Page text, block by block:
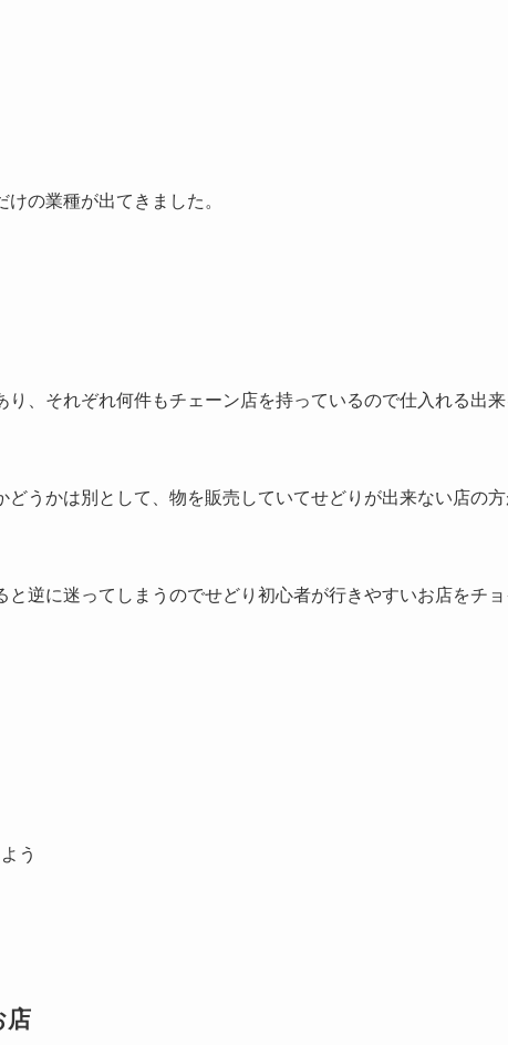
の業種が出てきました。
り、それぞれ何件もチェーン店を持っているので仕入れる出
どうかは別として、物を販売していてせどりが出来ない店の
と逆に迷ってしまうのでせどり初心者が行きやすいお店をチョ
う
店